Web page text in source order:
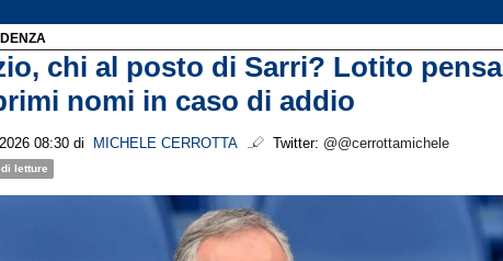
chi al posto di Sarri? Lotito pensa
nomi in caso di addio
08:30 di MICHELE CERROTTA Twitter: @@cerrottamichele
letture